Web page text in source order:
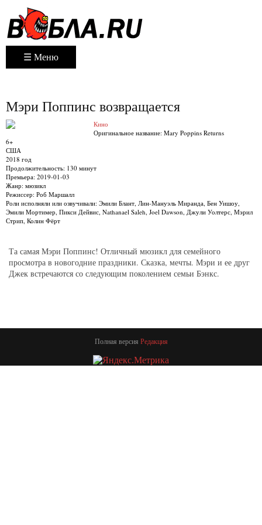
☰ Меню
Мэри Поппинс возвращается
Кино
Оригинальное название: Mary Poppins Returns
6+
США
2018 год
Продолжительность: 130 минут
Премьера: 2019-01-03
Жанр: мюзикл
Режиссер: Роб Маршалл
Роли исполняли или озвучивали: Эмили Блант, Лин-Мануэль Миранда, Бен Уишоу,
Эмили Мортимер, Пикси Дейвис, Nathanael Saleh, Joel Dawson, Джули Уолтерс, Мэрил
Стрип, Колин Фёрт
Та самая Мэри Поппинс! Отличный мюзикл для семейного
просмотра в новогодние праздники. Сказка, мечты. Мэри и ее друг
Джек встречаются со следующим поколением семьи Бэнкс.
Полная версия Редакция